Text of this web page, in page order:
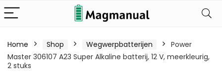
Home Shop Wegwerpbatterijen
Power
Master 306107 A23 Super Alkaline batterij, 12 V, meerkleurig,
2 stuks